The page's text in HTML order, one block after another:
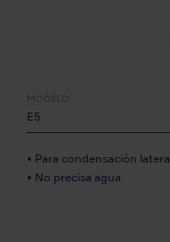
MODELO:
E5
• Para condensación lateral
• No precisa agua